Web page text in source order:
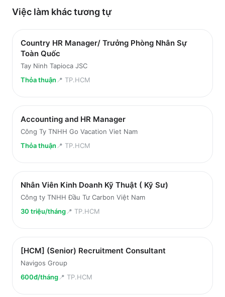
Việc làm kháctương tự
Country HR Manager/ Trưởng Phòng Nhân Sự
Toàn Quốc
Tay Ninh Tapioca JSC
Thỏa thuận 📍 TP.HCM
Accounting and HR Manager
Công Ty TNHH Go Vacation Viet Nam
Thỏa thuận 📍 TP.HCM
Nhân Viên Kinh Doanh Kỹ Thuật ( Kỹ Sư)
Công ty TNHH Đầu Tư Carbon Việt Nam
30 triệu/tháng📍 TP.HCM
[HCM] (Senior) Recruitment Consultant
Navigos Group
600đ/tháng📍 TP.HCM